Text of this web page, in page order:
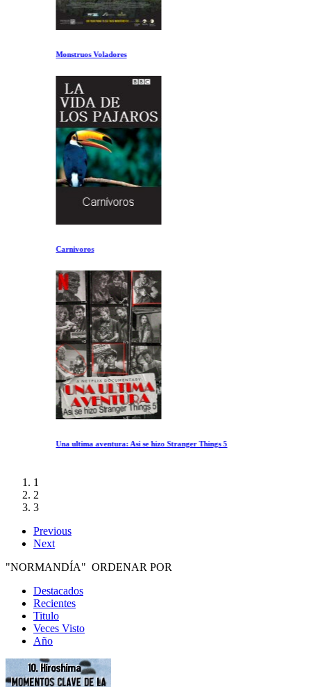
Monstruos Voladores
Carnivoros
Una ultima aventura: Asi se hizo Stranger Things 5
1
2
3
Previous
Next
"NORMANDÍA" ORDENAR POR
Destacados
Recientes
Titulo
Veces Visto
Año